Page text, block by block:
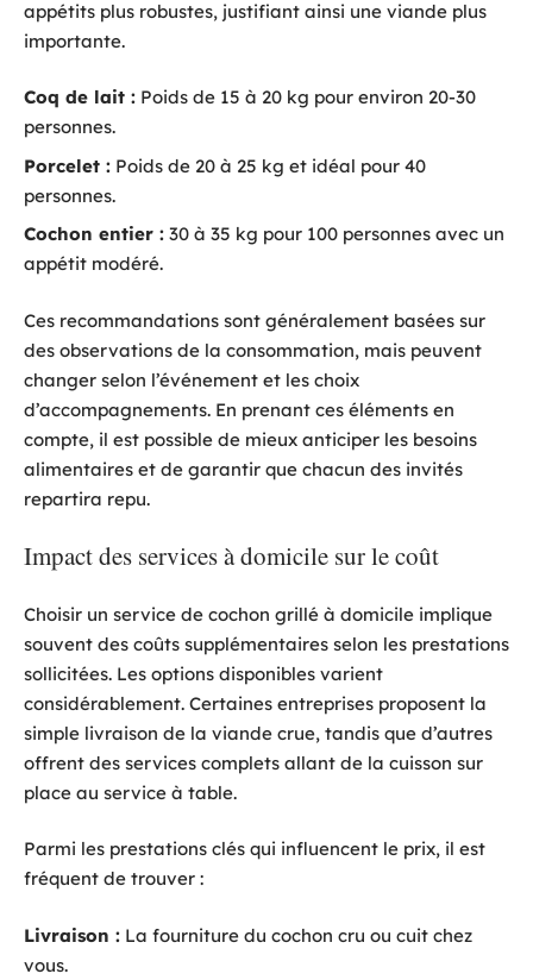
appétits plus robustes, justifiant ainsi une viande plus
importante.
Coq de lait : Poids de 15 à 20 kg pour environ 20-30
personnes.
Porcelet : Poids de 20 à 25 kg et idéal pour 40
personnes.
Cochon entier : 30 à 35 kg pour 100 personnes avec un
appétit modéré.
Ces recommandations sont généralement basées sur
des observations de la consommation, mais peuvent
changer selon l’événement et les choix
d’accompagnements. En prenant ces éléments en
compte, il est possible de mieux anticiper les besoins
alimentaires et de garantir que chacun des invités
repartira repu.
Impact des services à domicile sur le coût
Choisir un service de cochon grillé à domicile implique
souvent des coûts supplémentaires selon les prestations
sollicitées. Les options disponibles varient
considérablement. Certaines entreprises proposent la
simple livraison de la viande crue, tandis que d’autres
offrent des services complets allant de la cuisson sur
place au service à table.
Parmi les prestations clés qui influencent le prix, il est
fréquent de trouver :
Livraison : La fourniture du cochon cru ou cuit chez
vous.